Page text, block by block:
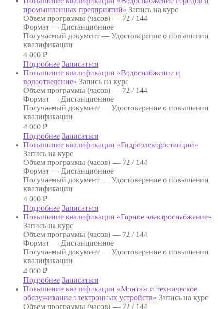
промышленных предприятий» Запись на курс
Объем программы (часов) — 72 / 144
Формат — Дистанционное
Получаемый документ — Удостоверение о повышении
квалификации
4 000 ₽
Подробнее Записаться
Повышение квалификации «Водоснабжение и
водоотведение» Запись на курс
Объем программы (часов) — 72 / 144
Формат — Дистанционное
Получаемый документ — Удостоверение о повышении
квалификации
4 000 ₽
Подробнее Записаться
Повышение квалификации «Гидроэлектростанции»
Запись на курс
Объем программы (часов) — 72 / 144
Формат — Дистанционное
Получаемый документ — Удостоверение о повышении
квалификации
4 000 ₽
Подробнее Записаться
Повышение квалификации «Горное электроснабжение»
Запись на курс
Объем программы (часов) — 72 / 144
Формат — Дистанционное
Получаемый документ — Удостоверение о повышении
квалификации
4 000 ₽
Подробнее Записаться
Повышение квалификации «Монтаж и техническое
обслуживание электронных устройств» Запись на курс
Объем программы (часов) — 72 / 144